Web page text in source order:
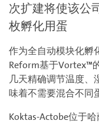
次扩建将使该公
枚孵化用蛋
作为全自动模块化孵
Reform基于Vortex™
几天精确调节温度、
味着不需要混合不同
Koktas-Actobe位于